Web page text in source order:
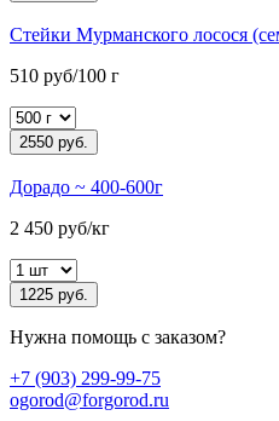
Стейки Мурманского лосося
510 руб/100 г
2550 руб.
Дорадо ~ 400-600г
2 450 руб/кг
1225 руб.
Нужна помощь с заказом?
+7 (903) 299-99-75
ogorod@forgorod.ru